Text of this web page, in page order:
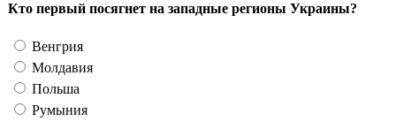
Кто первый посягнет на западные регионы Украины?
Венгрия
Молдавия
Польша
Румыния